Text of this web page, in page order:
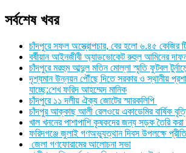
সর্বশেষ খবর
চাঁদপুরে সফল অস্ত্রোপচার, বের হলো ৬.৪৫ কেজির
বর্ষীয়ান আইনজীবী অ্যাডভোকেট রুহুল আমিনের
চাঁদপুরে মরহুম আব্দুল মতিন মোল্লা স্মৃতি ফুটবল
দৃশ্যমান উন্নয়ন পৌঁছে দিতে সরকার ও স্থানীয়
যাচ্ছে:শেখ ফরিদ আহম্মেদ মানিক
চাঁদপুরে ১১ দলীয় ঐক্য জোটের স্মারকলিপি
চাঁদপুর আক্কাছ আলী রেলওয়ে একাডেমির বার্ষিক
খাল খননের পাশাপাশি কৃষকদের জন্য সড়ক তৈরি
ফরিদগঞ্জে জুলাই গণঅভ্যুত্থান দিবস উপলক্ষে প্রীতি
জেলা গণফোরামের আলোচনা সভা